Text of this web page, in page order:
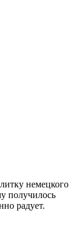
немецкого
получилось
радует.